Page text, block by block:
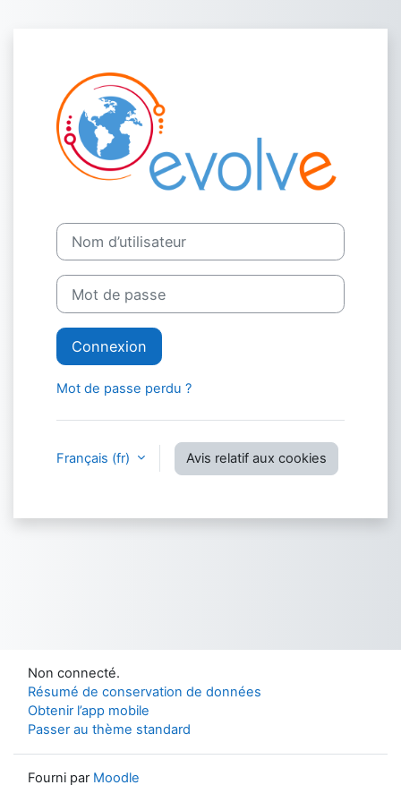
Nom d’utilisateur
Mot de passe
Connexion
Mot de passe perdu ?
Français ‎(fr)‎ Avis relatif aux cookies
Non connecté.
Résumé de conservation de données
Obtenir l’app mobile
Passer au thème standard
Fourni par Moodle